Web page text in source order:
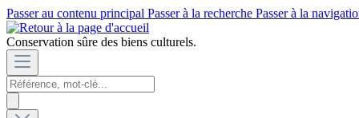
Passer au contenu principal Passer à la recherche Passer à la
Conservation sûre des biens culturels.